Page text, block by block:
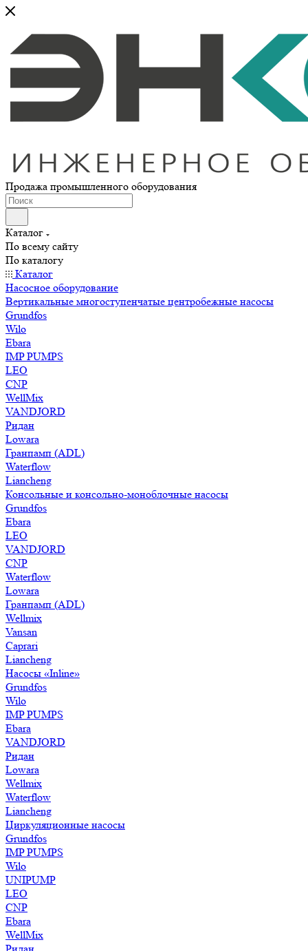
Продажа промышленного оборудования
Каталог
По всему сайту
По каталогу
Каталог
Насосное оборудование
Вертикальные многоступенчатые центробежные насосы
Grundfos
Wilo
Ebara
IMP PUMPS
LEO
CNP
WellMix
VANDJORD
Ридан
Lowara
Гранпамп (ADL)
Waterflow
Liancheng
Консольные и консольно-моноблочные насосы
Grundfos
Ebara
LEO
VANDJORD
CNP
Waterflow
Lowara
Гранпамп (ADL)
Wellmix
Vansan
Caprari
Liancheng
Насосы «Inline»
Grundfos
Wilo
IMP PUMPS
Ebara
VANDJORD
Ридан
Lowara
Wellmix
Waterflow
Liancheng
Циркуляционные насосы
Grundfos
IMP PUMPS
Wilo
UNIPUMP
LEO
CNP
Ebara
WellMix